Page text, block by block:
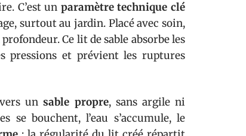
C’est un paramètre technique clé
surtout au jardin. Placé avec soin,
Ce lit de sable absorbe les
pressions et prévient les ruptures
vers unsable propre, sans argile ni
se bouchent, l’eau s’accumule, le